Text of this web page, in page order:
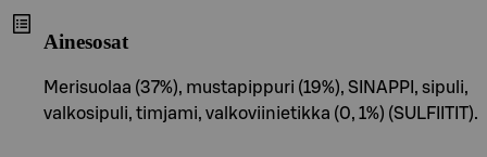
Ainesosat
Merisuolaa (37%), mustapippuri (19%), SINAPPI, sipuli,
valkosipuli, timjami, valkoviinietikka (0, 1%) (SULFIITIT).